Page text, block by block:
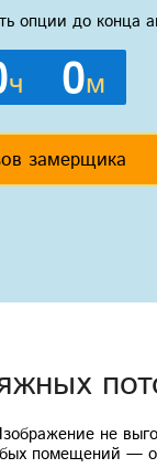
опции до конца
ч 0м
замерщика
не
помещений —